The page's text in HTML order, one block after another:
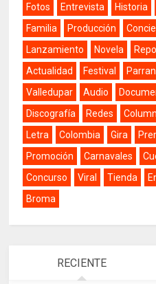
Fotos
Entrevista Historia
Familia
Producción
Lanzamiento
Novela
Actualidad
Festival
Valledupar
Audio
Discografía
Redes
Letra
Colombia Gira
Promoción
Carnavales
Concurso
Viral Tienda
Broma
RECIENTE